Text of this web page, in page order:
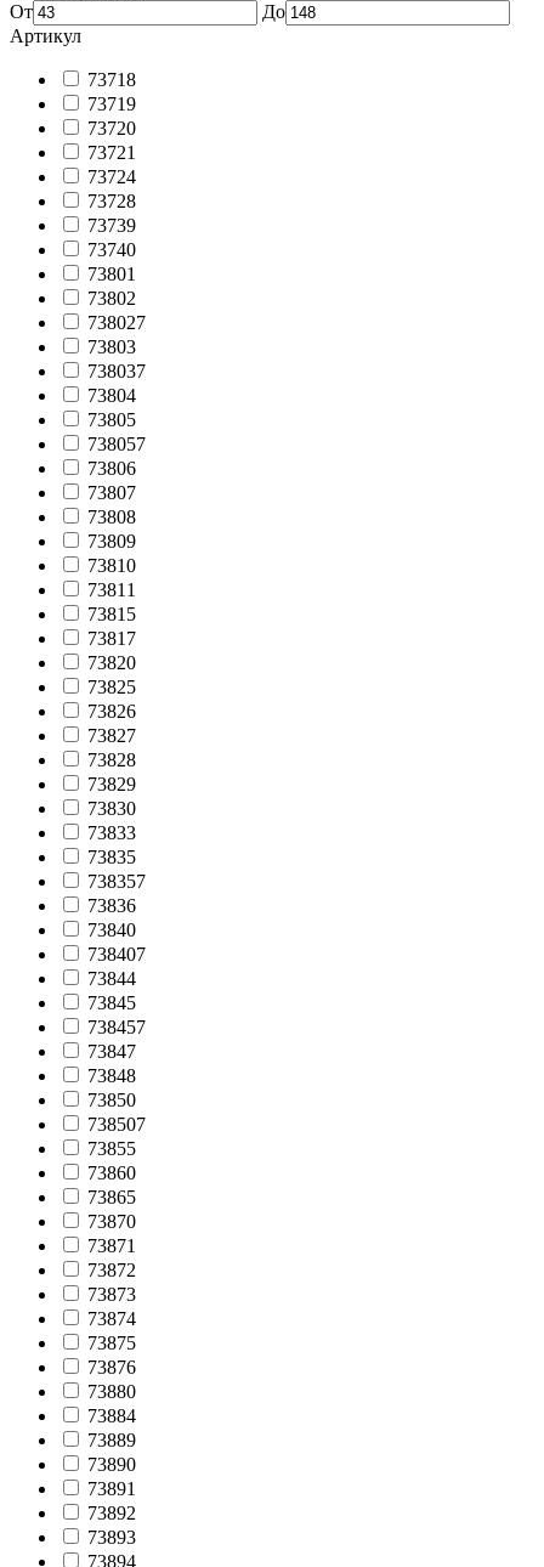
От
До
Артикул
73718
73719
73720
73721
73724
73728
73739
73740
73801
73802
738027
73803
738037
73804
73805
738057
73806
73807
73808
73809
73810
73811
73815
73817
73820
73825
73826
73827
73828
73829
73830
73833
73835
738357
73836
73840
738407
73844
73845
738457
73847
73848
73850
738507
73855
73860
73865
73870
73871
73872
73873
73874
73875
73876
73880
73884
73889
73890
73891
73892
73893
73894